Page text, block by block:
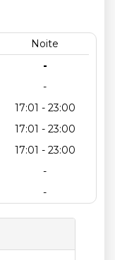
Noite
-
-
17:01 - 23:00
17:01 - 23:00
17:01 - 23:00
-
-